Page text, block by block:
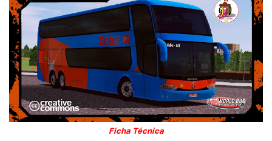
Ficha Técnica